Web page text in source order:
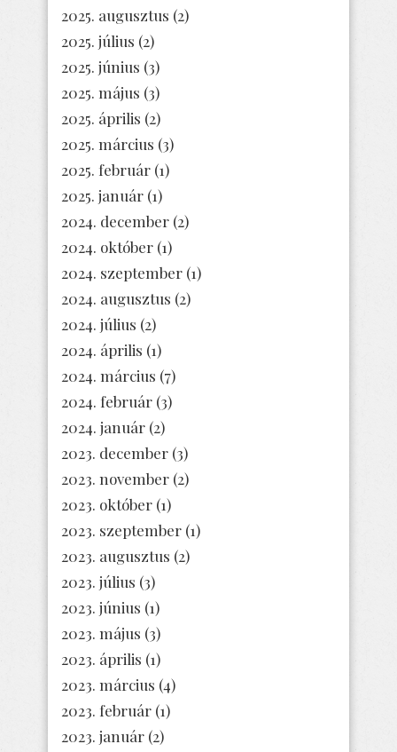
2025. augusztus (2)
2025. július (2)
2025. június (3)
2025. május (3)
2025. április (2)
2025. március (3)
2025. február (1)
2025. január (1)
2024. december (2)
2024. október (1)
2024. szeptember (1)
2024. augusztus (2)
2024. július (2)
2024. április (1)
2024. március (7)
2024. február (3)
2024. január (2)
2023. december (3)
2023. november (2)
2023. október (1)
2023. szeptember (1)
2023. augusztus (2)
2023. július (3)
2023. június (1)
2023. május (3)
2023. április (1)
2023. március (4)
2023. február (1)
2023. január (2)